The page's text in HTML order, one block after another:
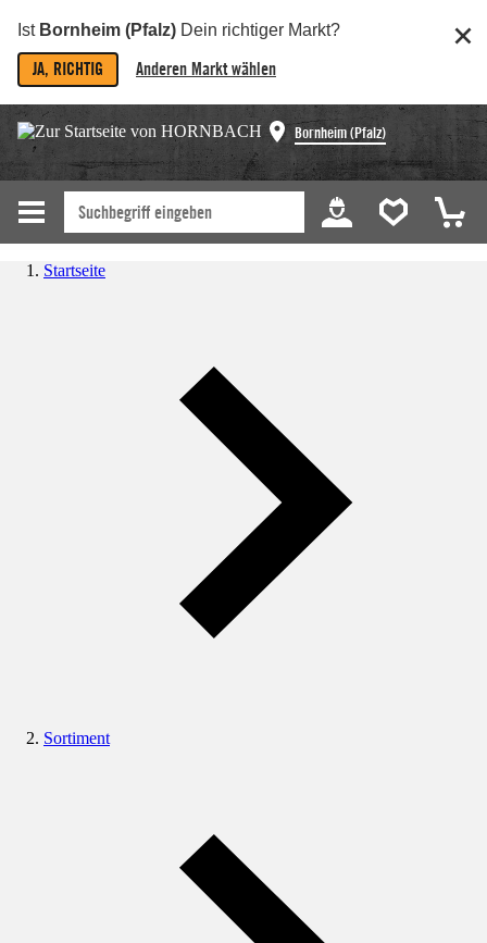
Ist Bornheim (Pfalz) Dein richtiger Markt?
JA, RICHTIG Anderen Markt wählen
Bornheim (Pfalz)
Startseite
Sortiment